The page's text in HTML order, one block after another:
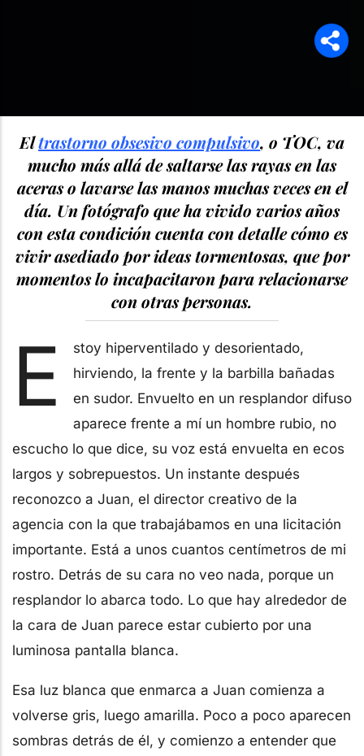
Eltrastorno obsesivo compulsivo, o TOC, va
mucho más allá de saltarse las rayas en las
aceras o lavarse las manos muchas veces en el
día. Un fotógrafo que ha vivido varios años
con esta condición cuenta con detalle cómo es
vivir asediado por ideas tormentosas, que por
momentos lo incapacitaron para relacionarse
con otras personas.
E
stoy hiperventilado y desorientado,
hirviendo, la frente y la barbilla bañadas
en sudor. Envuelto en un resplandor difuso
aparece frente a mí un hombre rubio, no
escucho lo que dice, su voz está envuelta en ecos
largos y sobrepuestos. Un instante después
reconozco a Juan, el director creativo de la
agencia con la que trabajábamos en una licitación
importante. Está a unos cuantos centímetros de mi
rostro. Detrás de su cara no veo nada, porque un
resplandor lo abarca todo. Lo que hay alrededor de
la cara de Juan parece estar cubierto por una
luminosa pantalla blanca.
Esa luz blanca que enmarca a Juan comienza a
volverse gris, luego amarilla. Poco a poco aparecen
sombras detrás de él, y comienzo a entender que